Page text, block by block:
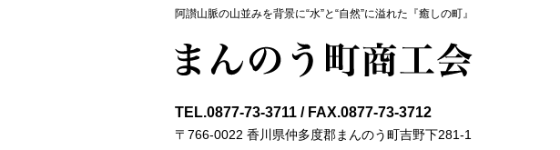
阿讃山脈の山並みを背景に“水”と“自然”に溢れた『癒しの町』
TEL.0877-73-3711 / FAX.0877-73-3712
〒766-0022 香川県仲多度郡まんのう町吉野下281-1